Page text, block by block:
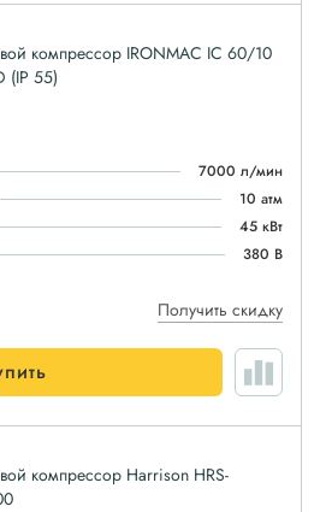
компрессор IRONMAC IC 60/10
(IP 55)
7000 л/мин
10 атм
45 кВт
380 В
Получить скидку
компрессор Harrison HRS-